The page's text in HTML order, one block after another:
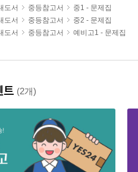
도서 중등참고서
중1 - 문제집
도서 중등참고서
중2 - 문제집
도서 중등참고서 예비고1 - 문제집
트 (2개)